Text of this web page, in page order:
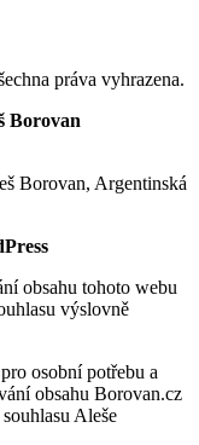
práva vyhrazena.
Borovan
Borovan, Argentinská
obsahu tohoto webu
výslovně
osobní potřebu a
obsahu Borovan.cz
Aleše